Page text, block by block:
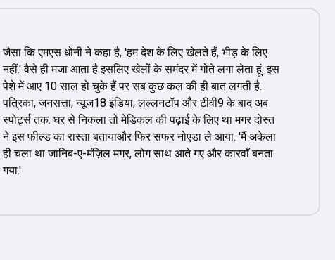
जैसा कि एमएस धोनी ने कहा है, 'हम देश के लिए खेलते हैं, भीड़ के लिए
नहीं.' वैसे ही मजा आता है इसलिए खेलों के समंदर में गोते लगा लेता हूं. इस
पेशे में आए 10 साल हो चुके हैं पर सब कुछ कल की ही बात लगती है.
पत्रिका, जनसत्ता, न्यूज18 इंडिया, लल्लनटॉप और टीवी9 के बाद अब
स्पोर्ट्स तक. घर से निकला तो मेडिकल की पढ़ाई के लिए था मगर दोस्त
ने इस फील्ड का रास्ता बतायाऔर फिर सफर नोएडा ले आया. 'मैं अकेला
ही चला था जानिब-ए-मंज़िल मगर, लोग साथ आते गए और कारवाँ बनता
गया.'